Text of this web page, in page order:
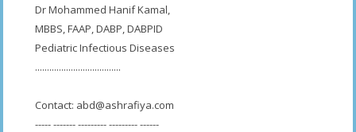
Dr Mohammed Hanif Kamal,
MBBS, FAAP, DABP, DABPID
Pediatric Infectious Diseases
....................................
Contact: abd@ashrafiya.com
----- ------- --------- --------- ------